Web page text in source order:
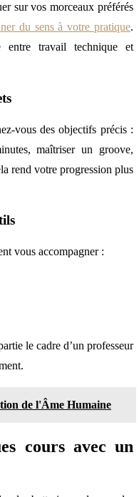
sur vos morceaux préférés
du sens à votre pratique.
entre travail technique et
vous des objectifs précis :
maîtriser un groove,
rend votre progression plus
vous accompagner :
le cadre d’un professeur
de l'Âme Humaine
cours avec un